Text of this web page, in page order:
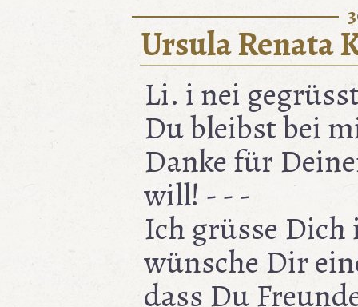
Ursula Renata
Li. i nei
Du bleibst bei
Danke für
will! - - -
Ich grüsse
wünsche Dir
dass Du